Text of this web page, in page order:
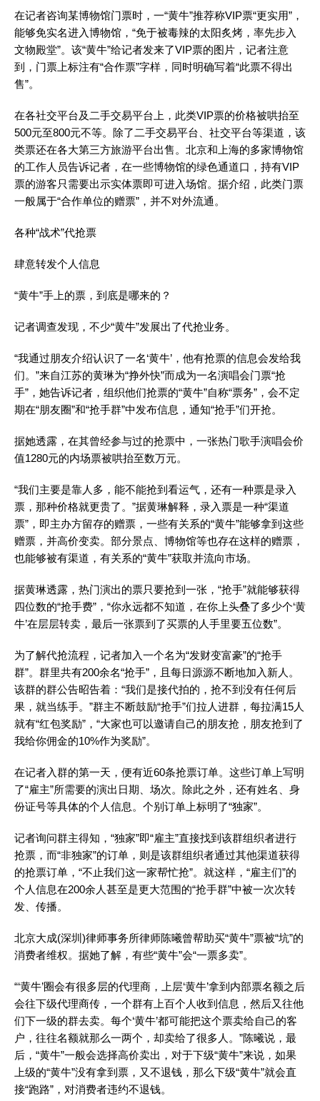
在记者咨询某博物馆门票时，一“黄牛”推荐称VIP票“更实用”，
能够免实名进入博物馆，“免于被毒辣的太阳炙烤，率先步入
文物殿堂”。该“黄牛”给记者发来了VIP票的图片，记者注意
到，门票上标注有“合作票”字样，同时明确写着“此票不得出
售”。
在各社交平台及二手交易平台上，此类VIP票的价格被哄抬至
500元至800元不等。除了二手交易平台、社交平台等渠道，该
类票还在各大第三方旅游平台出售。北京和上海的多家博物馆
的工作人员告诉记者，在一些博物馆的绿色通道口，持有VIP
票的游客只需要出示实体票即可进入场馆。据介绍，此类门票
一般属于“合作单位的赠票”，并不对外流通。
各种“战术”代抢票
肆意转发个人信息
“黄牛”手上的票，到底是哪来的？
记者调查发现，不少“黄牛”发展出了代抢业务。
“我通过朋友介绍认识了一名‘黄牛’，他有抢票的信息会发给我
们。”来自江苏的黄琳为“挣外快”而成为一名演唱会门票“抢
手”，她告诉记者，组织他们抢票的“黄牛”自称“票务”，会不定
期在“朋友圈”和“抢手群”中发布信息，通知“抢手”们开抢。
据她透露，在其曾经参与过的抢票中，一张热门歌手演唱会价
值1280元的内场票被哄抬至数万元。
“我们主要是靠人多，能不能抢到看运气，还有一种票是录入
票，那种价格就更贵了。”据黄琳解释，录入票是一种“渠道
票”，即主办方留存的赠票，一些有关系的“黄牛”能够拿到这些
赠票，并高价变卖。部分景点、博物馆等也存在这样的赠票，
也能够被有渠道，有关系的“黄牛”获取并流向市场。
据黄琳透露，热门演出的票只要抢到一张，“抢手”就能够获得
四位数的“抢手费”，“你永远都不知道，在你上头叠了多少个‘黄
牛’在层层转卖，最后一张票到了买票的人手里要五位数”。
为了解代抢流程，记者加入一个名为“发财变富豪”的“抢手
群”。群里共有200余名“抢手”，且每日源源不断地加入新人。
该群的群公告昭告着：“我们是接代拍的，抢不到没有任何后
果，就当练手。”群主不断鼓励“抢手”们拉人进群，每拉满15人
就有“红包奖励”，“大家也可以邀请自己的朋友抢，朋友抢到了
我给你佣金的10%作为奖励”。
在记者入群的第一天，便有近60条抢票订单。这些订单上写明
了“雇主”所需要的演出日期、场次。除此之外，还有姓名、身
份证号等具体的个人信息。个别订单上标明了“独家”。
记者询问群主得知，“独家”即“雇主”直接找到该群组织者进行
抢票，而“非独家”的订单，则是该群组织者通过其他渠道获得
的抢票订单，“不止我们这一家帮忙抢”。就这样，“雇主们”的
个人信息在200余人甚至是更大范围的“抢手群”中被一次次转
发、传播。
北京大成(深圳)律师事务所律师陈曦曾帮助买“黄牛”票被“坑”的
消费者维权。据她了解，有些“黄牛”会“一票多卖”。
“‘黄牛’圈会有很多层的代理商，上层‘黄牛’拿到内部票名额之后
会往下级代理商传，一个群有上百个人收到信息，然后又往他
们下一级的群去卖。每个‘黄牛’都可能把这个票卖给自己的客
户，往往名额就那么一两个，却卖给了很多人。”陈曦说，最
后，“黄牛”一般会选择高价卖出，对于下级“黄牛”来说，如果
上级的“黄牛”没有拿到票，又不退钱，那么下级“黄牛”就会直
接“跑路”，对消费者违约不退钱。